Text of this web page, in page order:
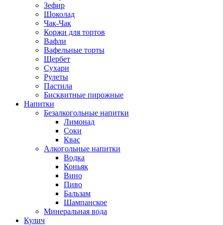
Зефир
Шоколад
Чак-Чак
Коржи для тортов
Вафли
Вафельные торты
Щербет
Сухари
Рулеты
Пастила
Бисквитные пирожные
Напитки
Безалкогольные напитки
Лимонад
Соки
Квас
Алкогольные напитки
Водка
Коньяк
Вино
Пиво
Бальзам
Шампанское
Минеральная вода
Кулич